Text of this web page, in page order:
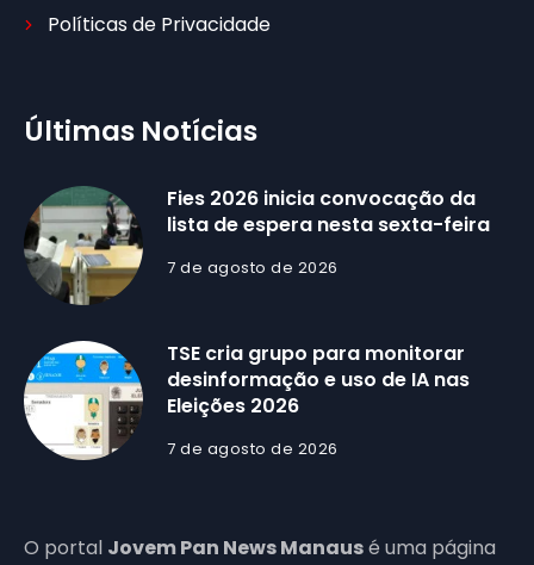
Políticas de Privacidade
Últimas Notícias
Fies 2026 inicia convocação da
lista de espera nesta sexta-feira
7 de agosto de 2026
TSE cria grupo para monitorar
desinformação e uso de IA nas
Eleições 2026
7 de agosto de 2026
O portal Jovem Pan News Manausé uma página